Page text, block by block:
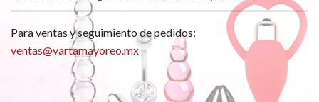
Para ventas y seguimiento de pedidos:
ventas@vartamayoreo.mx